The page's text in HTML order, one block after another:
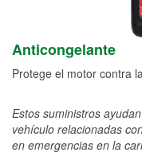
Anticongelante
Protege el motor contra
Estos suministros
vehículo relacionadas
en emergencias en la